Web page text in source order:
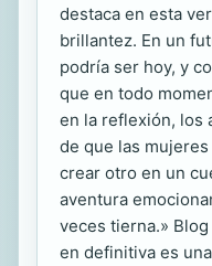
destaca en esta
brillantez. En un
podría ser hoy, y
que en todo
en la reflexión, los
de que las
crear otro en un
aventura
veces tierna.»
en definitiva es